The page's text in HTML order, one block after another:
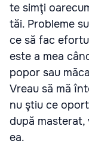
te simţi
tăi. Probleme
ce să fac
este a mea
popor sau
Vreau să mă
nu ştiu ce
după
ea.